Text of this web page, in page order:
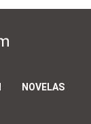
NOVELAS